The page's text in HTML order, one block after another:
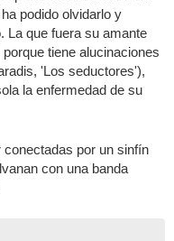
podido olvidarlo y
La que fuera su amante
tiene alucinaciones
'Los seductores'),
la enfermedad de su
por un sinfín
con una banda